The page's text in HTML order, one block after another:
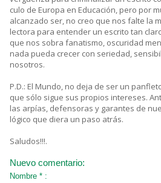
culo de Europa en Educación, pero por
alcanzado ser, no creo que nos falte la
lectora para entender un escrito tan
que nos sobra fanatismo, oscuridad
nada pueda crecer con seriedad,
nosotros.
P.D.: El Mundo, no deja de ser un
que sólo sigue sus propios intereses.
las arpías, defensoras y garantes de
lógico que diera un paso atrás.
Saludos!!!.
Nuevo comentario:
Nombre * :